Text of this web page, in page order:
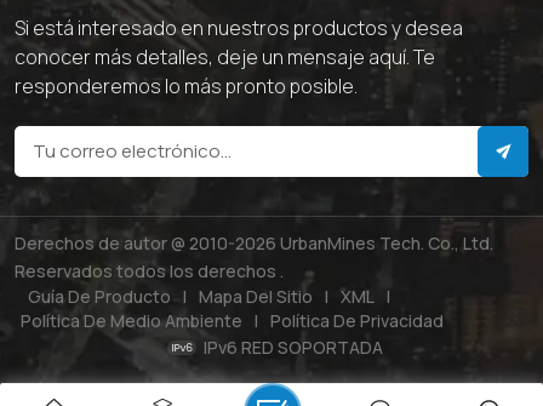
Si está interesado en nuestros productos y desea
conocer más detalles, deje un mensaje aquí. Te
responderemos lo más pronto posible.
Derechos de autor @ 2010-2026 UrbanMines Tech. Co., Ltd.
Reservados todos los derechos .
Guía De Producto | Mapa Del Sitio | XML
|
Política De Medio Ambiente |
Política De Privacidad
IPv6 RED SOPORTADA